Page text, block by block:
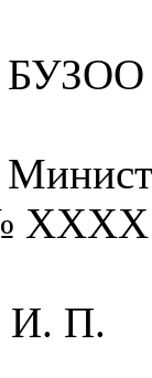
ХХХХ
И. П.